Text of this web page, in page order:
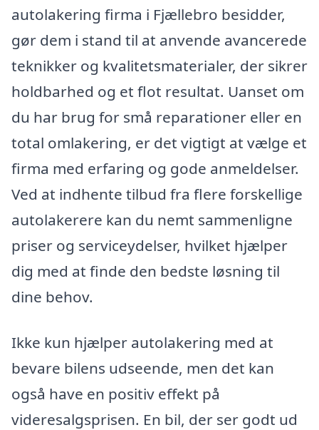
autolakering firma i Fjællebro besidder,
gør dem i stand til at anvende avancerede
teknikker og kvalitetsmaterialer, der sikrer
holdbarhed og et flot resultat. Uanset om
du har brug for små reparationer eller en
total omlakering, er det vigtigt at vælge et
firma med erfaring og gode anmeldelser.
Ved at indhente tilbud fra flere forskellige
autolakerere kan du nemt sammenligne
priser og serviceydelser, hvilket hjælper
dig med at finde den bedste løsning til
dine behov.
Ikke kun hjælper autolakering med at
bevare bilens udseende, men det kan
også have en positiv effekt på
videresalgsprisen. En bil, der ser godt ud